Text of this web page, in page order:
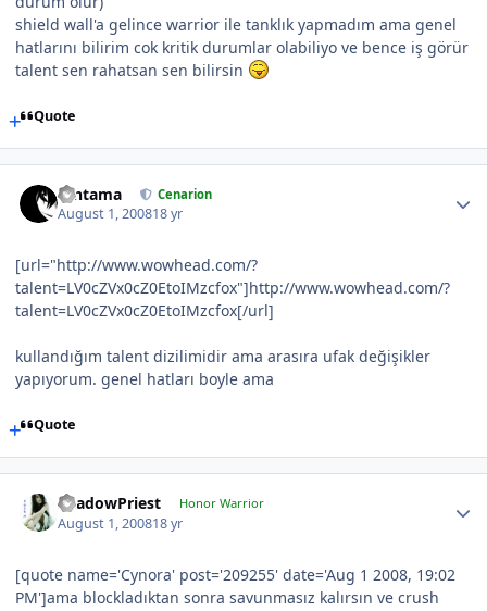
shield wall'a gelince warrior ile tanklık yapmadım ama genel
hatlarını bilirim cok kritik durumlar olabiliyo ve bence iş görür
talent sen rahatsan sen bilirsin
Quote
Gintama Cenarion
August 1, 200818 yr
[url="http://www.wowhead.com/?
talent=LV0cZVx0cZ0EtoIMzcfox"]http://www.wowhead.com/?
talent=LV0cZVx0cZ0EtoIMzcfox[/url]
kullandığım talent dizilimidir ama arasıra ufak değişikler
yapıyorum. genel hatları boyle ama
Quote
ShadowPriest Honor Warrior
August 1, 200818 yr
[quote name='Cynora' post='209255' date='Aug 1 2008, 19:02
PM']ama blockladıktan sonra savunmasız kalırsın ve crush